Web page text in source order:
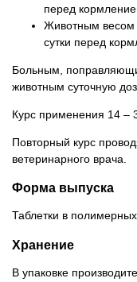
перед
Животным весом
сутки перед
Больным,
животным суточную
Курс применения 14 –
Повторный курс
ветеринарного врача.
Форма выпуска
Таблетки в
Хранение
В упаковке